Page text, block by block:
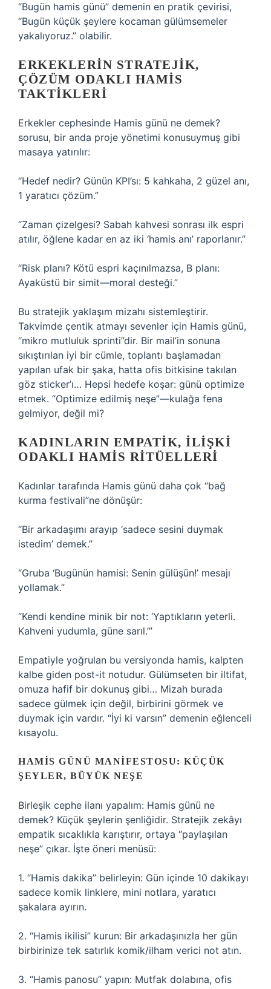
“Bugün hamis günü” demenin en pratik çevirisi,
“Bugün küçük şeylere kocaman gülümsemeler
yakalıyoruz.” olabilir.
ERKEKLERIN STRATEJIK,
ÇÖZÜM ODAKLI HAMIS
TAKTIKLERI
Erkekler cephesinde Hamis günü ne demek?
sorusu, bir anda proje yönetimi konusuymuş gibi
masaya yatırılır:
“Hedef nedir? Günün KPI’sı: 5 kahkaha, 2 güzel anı,
1 yaratıcı çözüm.”
“Zaman çizelgesi? Sabah kahvesi sonrası ilk espri
atılır, öğlene kadar en az iki ‘hamis anı’ raporlanır.”
“Risk planı? Kötü espri kaçınılmazsa, B planı:
Ayaküstü bir simit—moral desteği.”
Bu stratejik yaklaşım mizahı sistemleştirir.
Takvimde çentik atmayı sevenler için Hamis günü,
“mikro mutluluk sprinti”dir. Bir mail’in sonuna
sıkıştırılan iyi bir cümle, toplantı başlamadan
yapılan ufak bir şaka, hatta ofis bitkisine takılan
göz sticker’ı… Hepsi hedefe koşar: günü optimize
etmek. “Optimize edilmiş neşe”—kulağa fena
gelmiyor, değil mi?
KADINLARIN EMPATIK, İLIŞKI
ODAKLI HAMIS RITÜELLERI
Kadınlar tarafında Hamis günü daha çok “bağ
kurma festivali”ne dönüşür:
“Bir arkadaşımı arayıp ‘sadece sesini duymak
istedim’ demek.”
“Gruba ‘Bugünün hamisi: Senin gülüşün!’ mesajı
yollamak.”
“Kendi kendine minik bir not: ‘Yaptıkların yeterli.
Kahveni yudumla, güne sarıl.’”
Empatiyle yoğrulan bu versiyonda hamis, kalpten
kalbe giden post-it notudur. Gülümseten bir iltifat,
omuza hafif bir dokunuş gibi… Mizah burada
sadece gülmek için değil, birbirini görmek ve
duymak için vardır. “İyi ki varsın” demenin eğlenceli
kısayolu.
HAMIS GÜNÜ MANIFESTOSU: KÜÇÜK
ŞEYLER, BÜYÜK NEŞE
Birleşik cephe ilanı yapalım: Hamis günü ne
demek? Küçük şeylerin şenliğidir. Stratejik zekâyı
empatik sıcaklıkla karıştırır, ortaya “paylaşılan
neşe” çıkar. İşte öneri menüsü:
1. “Hamis dakika” belirleyin: Gün içinde 10 dakikayı
sadece komik linklere, mini notlara, yaratıcı
şakalara ayırın.
2. “Hamis ikilisi” kurun: Bir arkadaşınızla her gün
birbirinize tek satırlık komik/ilham verici not atın.
3. “Hamis panosu” yapın: Mutfak dolabına, ofis